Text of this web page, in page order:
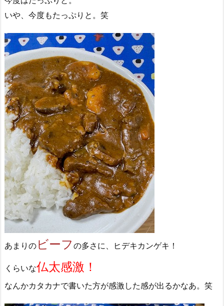
いや、今度もたっぷりと。笑
あまりの ビーフ の多さに、ヒデキカンゲキ！
くらいな仏太感激！
なんかカタカナで書いた方が感激した感が出るかなあ。笑